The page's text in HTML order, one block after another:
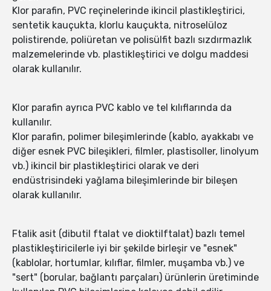
Klor parafin, PVC reçinelerinde ikincil plastikleştirici,
sentetik kauçukta, klorlu kauçukta, nitroselüloz
polistirende, poliüretan ve polisülfit bazlı sızdırmazlık
malzemelerinde vb. plastikleştirici ve dolgu maddesi
olarak kullanılır.
Klor parafin ayrıca PVC kablo ve tel kılıflarında da
kullanılır.
Klor parafin, polimer bileşimlerinde (kablo, ayakkabı ve
diğer esnek PVC bileşikleri, filmler, plastisoller, linolyum
vb.) ikincil bir plastikleştirici olarak ve deri
endüstrisindeki yağlama bileşimlerinde bir bileşen
olarak kullanılır.
Ftalik asit (dibutil ftalat ve dioktilftalat) bazlı temel
plastikleştiricilerle iyi bir şekilde birleşir ve "esnek"
(kablolar, hortumlar, kılıflar, filmler, muşamba vb.) ve
"sert" (borular, bağlantı parçaları) ürünlerin üretiminde